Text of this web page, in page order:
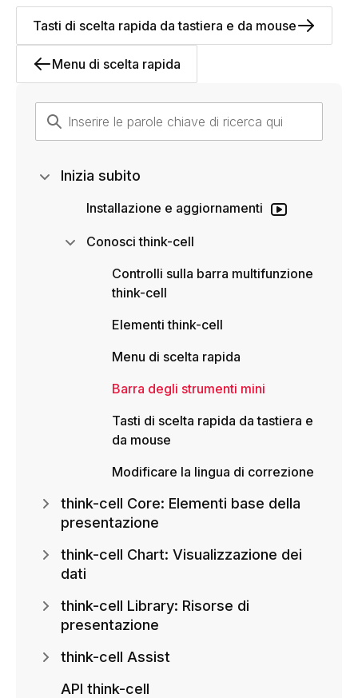
Menu di scelta rapida
Tasti di scelta rapida da tastiera e da mouse
Inizia subito
Installazione e aggiornamenti
Conosci think-cell
Controlli sulla barra multifunzione
think-cell
Elementi think-cell
Menu di scelta rapida
Barra degli strumenti mini
Tasti di scelta rapida da tastiera e
da mouse
Modificare la lingua di correzione
think-cell Core: Elementi base della
presentazione
think-cell Chart: Visualizzazione dei
dati
think-cell Library: Risorse di
presentazione
think-cell Assist
API think-cell